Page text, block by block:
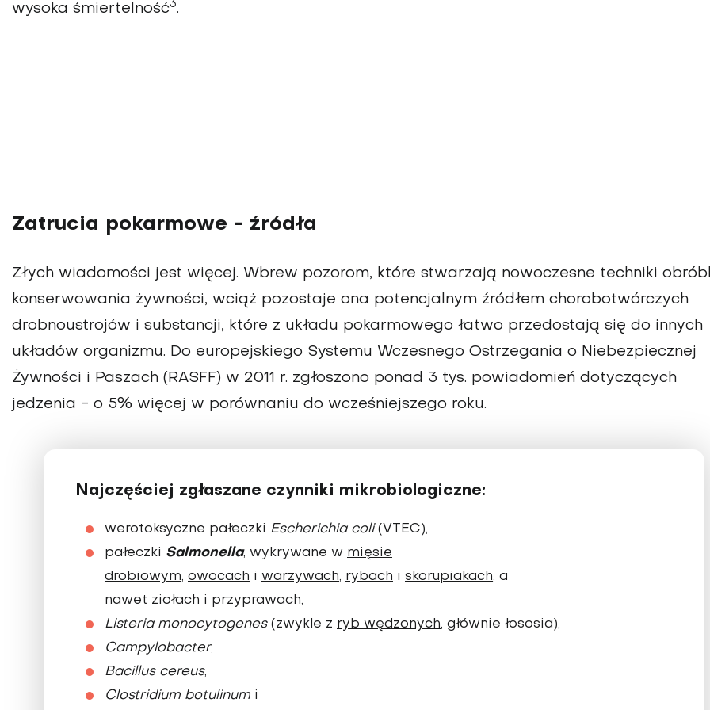
wysoka śmiertelność3.
Zatrucia pokarmowe - źródła
Złych wiadomości jest więcej. Wbrew pozorom, które stwarzają nowoczesne techniki
konserwowania żywności, wciąż pozostaje ona potencjalnym źródłem chorobotwórczych
drobnoustrojów i substancji, które z układu pokarmowego łatwo przedostają się do innych
układów organizmu. Do europejskiego Systemu Wczesnego Ostrzegania o Niebezpiecznej
Żywności i Paszach (RASFF) w 2011 r. zgłoszono ponad 3 tys. powiadomień dotyczących
jedzenia - o 5% więcej w porównaniu do wcześniejszego roku.
Najczęściej zgłaszane czynniki mikrobiologiczne:
werotoksyczne pałeczki Escherichia coli(VTEC),
pałeczki Salmonella, wykrywane w mięsie
drobiowym, owocach i warzywach, rybach i skorupiakach, a
nawet ziołach i przyprawach,
Listeria monocytogenes(zwykle z ryb wędzonych, głównie łososia),
Campylobacter,
Bacillus cereus,
Clostridium botulinum i